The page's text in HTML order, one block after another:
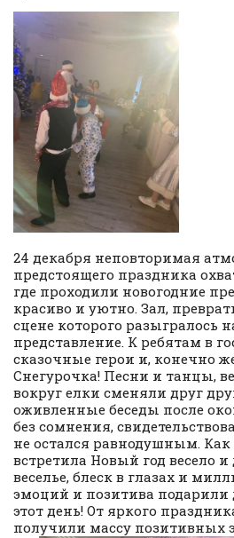
24 декабря неповторимая
предстоящего праздника
где проходили новогодние
красиво и уютно. Зал,
сцене которого разыгралось
представление. К ребятам в
сказочные герои и, конечно
Снегурочка! Песни и танцы,
вокруг елки сменяли друг
оживленные беседы после
без сомнения,
не остался равнодушным.
встретила Новый год весело
веселье, блеск в глазах и
эмоций и позитива подарили
этот день! От яркого
получили массу позитивных